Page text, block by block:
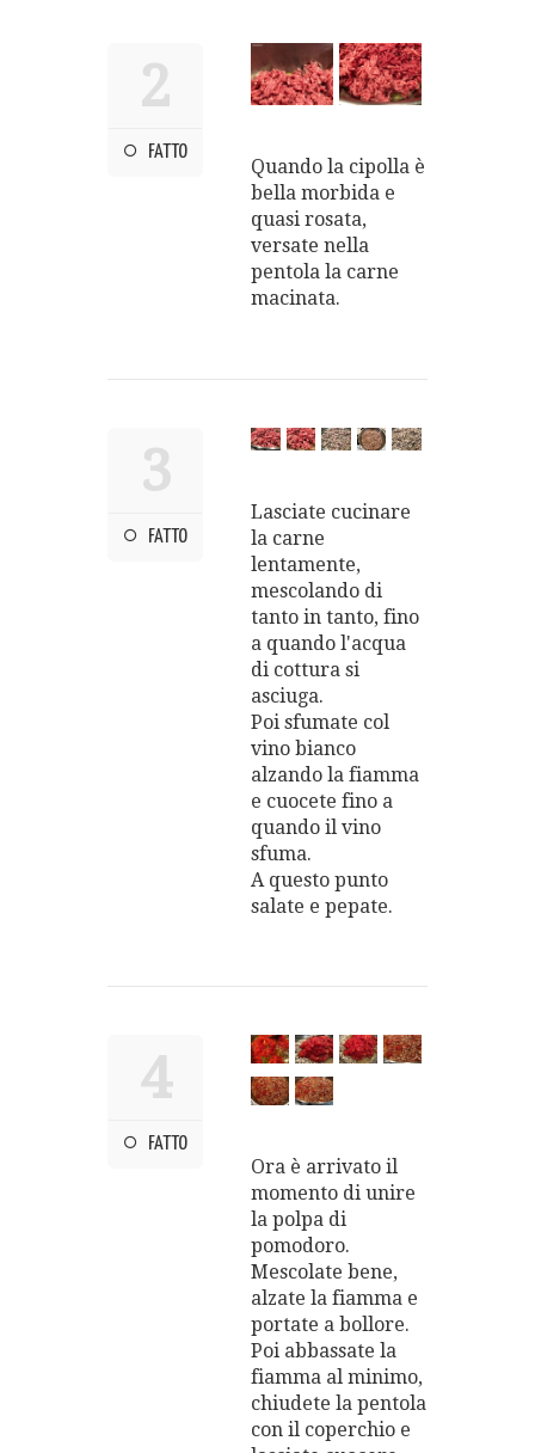
2
FATTO
Quando la cipolla è
bella morbida e
quasi rosata,
versate nella
pentola la carne
macinata.
3
FATTO
Lasciate cucinare
la carne
lentamente,
mescolando di
tanto in tanto, fino
a quando l'acqua
di cottura si
asciuga.
Poi sfumate col
vino bianco
alzando la fiamma
e cuocete fino a
quando il vino
sfuma.
A questo punto
salate e pepate.
4
FATTO
Ora è arrivato il
momento di unire
la polpa di
pomodoro.
Mescolate bene,
alzate la fiamma e
portate a bollore.
Poi abbassate la
fiamma al minimo,
chiudete la pentola
con il coperchio e